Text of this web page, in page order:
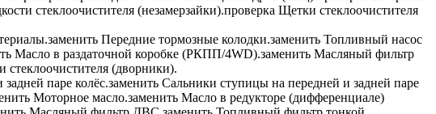
стеклоочистителя (незамерзайки).проверка Щетки стеклоочистителя
заменить Передние тормозные колодки.заменить Топливный насос
Масло в раздаточной коробке (РКПП/4WD).заменить Масляный фильтр
стеклоочистителя (дворники).
паре колёс.заменить Сальники ступицы на передней и задней паре
Моторное масло.заменить Масло в редукторе (дифференциале)